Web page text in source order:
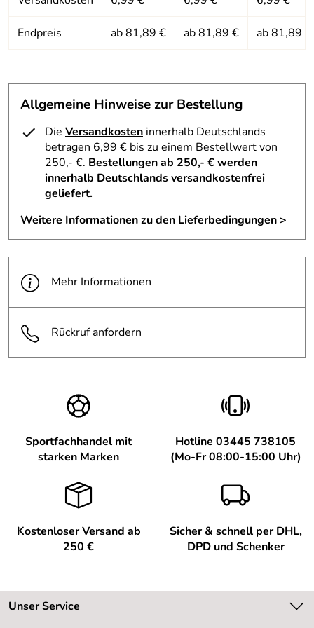
Endpreis ab 81,89 € ab 81,89 € ab 81,89 €
Allgemeine Hinweise zur Bestellung
Die Versandkosten innerhalb Deutschlands
betragen 6,99 € bis zu einem Bestellwert von
250,- €. Bestellungen ab 250,- € werden
innerhalb Deutschlands versandkostenfrei
geliefert.
Weitere Informationen zu den Lieferbedingungen >
Mehr Informationen
Rückruf anfordern
Sportfachhandel mit
starken Marken
Hotline 03445 738105
(Mo-Fr 08:00-15:00 Uhr)
Kostenloser Versand ab
250 €
Sicher & schnell per DHL,
DPD und Schenker
Unser Service